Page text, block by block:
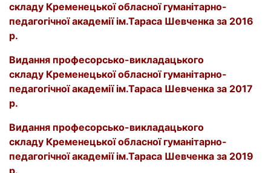
складу Кременецької обласної гуманітарно-
педагогічної академії ім.Тараса Шевченка за 2016
р.
Видання професорсько-викладацького
складу Кременецької обласної гуманітарно-
педагогічної академії ім.Тараса Шевченка за 2017
р.
Видання професорсько-викладацького
складу Кременецької обласної гуманітарно-
педагогічної академії ім.Тараса Шевченка за 2019
р.